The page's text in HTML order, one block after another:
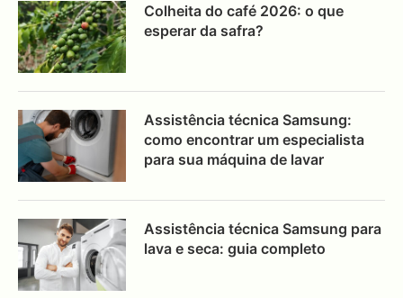
Colheita do café 2026: o que
esperar da safra?
Assistência técnica Samsung:
como encontrar um especialista
para sua máquina de lavar
Assistência técnica Samsung para
lava e seca: guia completo